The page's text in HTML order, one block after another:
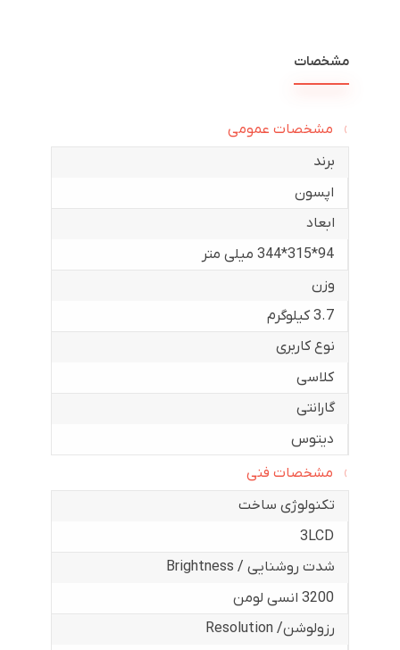
مشخصات
مشخصات عمومی
برند
اپسون
ابعاد
94*315*344 میلی متر
وزن
3.7 کیلوگرم
نوع کاربری
کلاسی
گارانتی
دیتوس
مشخصات فنی
تکنولوژی ساخت
3LCD
شدت روشنایی / Brightness
3200 انسی لومن
رزولوشن/ Resolution